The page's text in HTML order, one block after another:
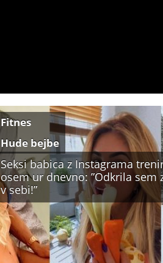
Seksi babica z Instagrama
osem ur dnevno: ”Odkrila sem
v sebi!”
Fitnes
Hude bejbe